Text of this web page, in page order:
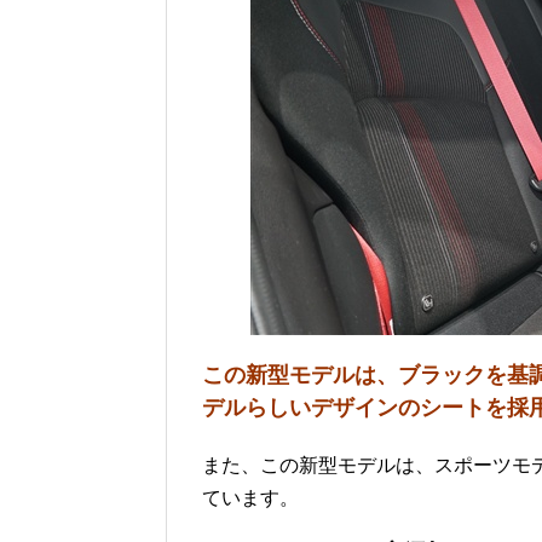
この新型モデルは、ブラックを基
デルらしいデザインのシートを採
また、この新型モデルは、スポーツ
ています。